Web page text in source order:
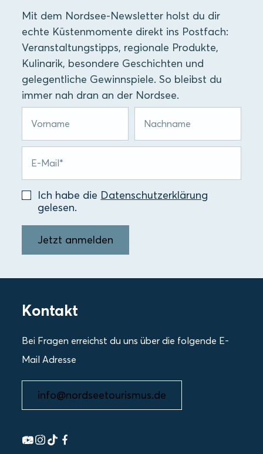
Mit dem Nordsee-Newsletter holst du dir
echte Küstenmomente direkt ins Postfach:
Veranstaltungstipps, regionale Produkte,
Kulinarik, besondere Geschichten und
gelegentliche Gewinnspiele. So bleibst du
immer nah dran an der Nordsee.
Ich habe die Datenschutzerklärung
gelesen.
Jetzt anmelden
Kontakt
Bei Fragen erreichst du uns über die folgende E-
Mail Adresse
info@nordseetourismus.de